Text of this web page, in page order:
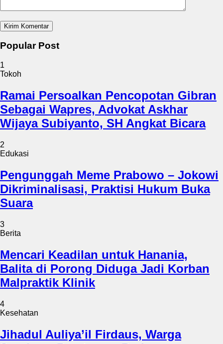
Popular Post
1
Tokoh
Ramai Persoalkan Pencopotan Gibran
Sebagai Wapres, Advokat Askhar
Wijaya Subiyanto, SH Angkat Bicara
2
Edukasi
Pengunggah Meme Prabowo – Jokowi
Dikriminalisasi, Praktisi Hukum Buka
Suara
3
Berita
Mencari Keadilan untuk Hanania,
Balita di Porong Diduga Jadi Korban
Malpraktik Klinik
4
Kesehatan
Jihadul Auliya’il Firdaus, Warga